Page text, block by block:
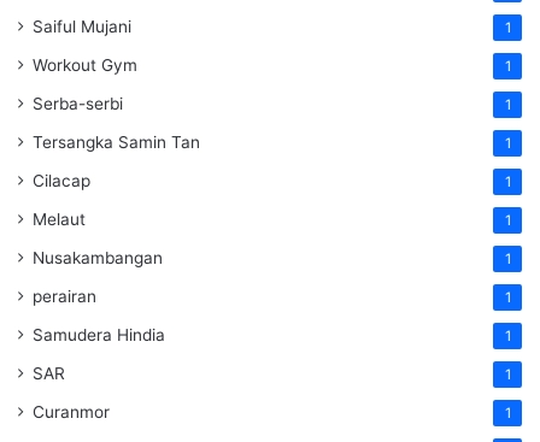
Saiful Mujani 1
Workout Gym 1
Serba-serbi 1
Tersangka Samin Tan 1
Cilacap 1
Melaut 1
Nusakambangan 1
perairan 1
Samudera Hindia 1
SAR 1
Curanmor 1